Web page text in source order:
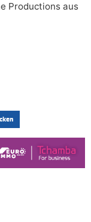
Productions aus